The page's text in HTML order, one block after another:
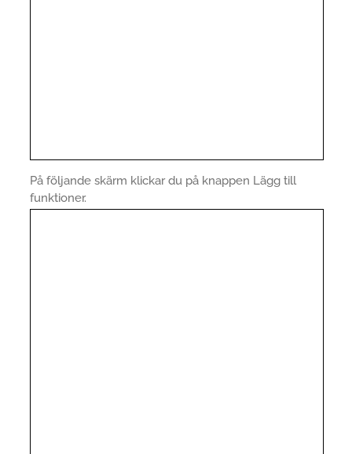
På följande skärm klickar du på knappen Lägg till
funktioner.